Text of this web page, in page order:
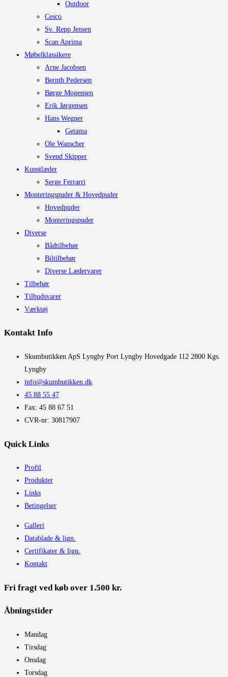
Outdoor
Cesco
Sv. Repp Jensen
Scan Aprima
Møbelklassikere
Arne Jacobsen
Bernth Pedersen
Børge Mogensen
Erik Jørgensen
Hans Wegner
Getama
Ole Wanscher
Svend Skipper
Kunstlæder
Serge Ferrarri
Monteringspuder & Hovedpuder
Hovedpuder
Monteringspuder
Diverse
Bådtilbehør
Biltilbehør
Diverse Lædervarer
Tilbehør
Tilbudsvarer
Værktøj
Kontakt Info
​Skumbutikken ApS Lyngby Port Lyngby Hovedgade 112 2800 Kgs.
Lyngby
info@skumbutikken.dk
45 88 55 47
Fax: 45 88 67 51
CVR-nr: 30817907
Quick Links
Profil
Produkter
Links
Betingelser
Galleri
Datablade & lign.
Certifikater & lign.
Kontakt
Fri fragt ved køb over 1.500 kr.
Åbningstider​
Mandag
Tirsdag
Onsdag
Torsdag